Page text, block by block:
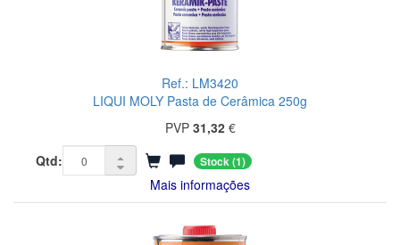
Ref.: LM3420
LIQUI MOLY Pasta de Cerâmica 250g
PVP 31,32€
Qtd:
Stock(1)
Mais informações